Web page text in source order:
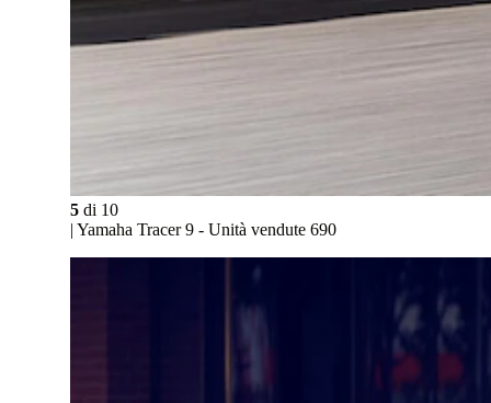
5 di 10
| Yamaha Tracer 9 - Unità vendute 690